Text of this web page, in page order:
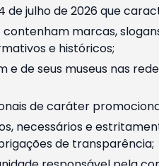
julho de 2026 que
marcas,
e históricos;
de seus museus nas
de caráter
necessários e
de transparência;